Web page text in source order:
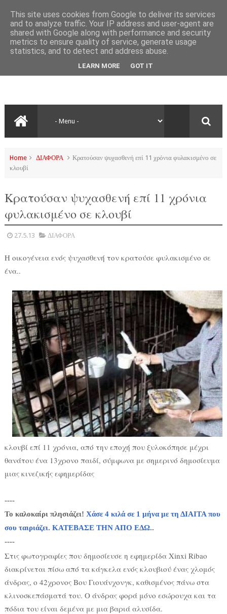
Home ΔΙΑΦΟΡΑ
Κρατούσαν ψυχασθενή επί 11 χρόνια φυλακισμένο σε
κλουβί
Κρατούσαν ψυχασθενή επί 11 χρόνια
φυλακισμένο σε κλουβί
27.5.13 ΔΙΑΦΟΡΑ
Η οικογένεια ενός ψυχασθενή τον κρατούσε φυλακισμένο σε
ένα..
κλουβί επί 11 χρόνια, από την εποχή που ξυλοκόπησε μέχρι
θανάτου ένα 13χρονο παιδί, σύμφωνα με σημερινό δημοσίευμα
μιας κινεζικής εφημερίδας
----
Το καλοκαίρι πλησιάζει! Χάσε 4 κιλά σε 1 μήνα με τη ΔΙΑΙΤΑ που
σου ταιριάζει. ΚΑΤΕΒΑΣΕ ΤΗΝ ΑΠΟ ΕΔΩ..
----
Στις φωτογραφίες που δημοσίευσε η εφημερίδα Xinxi Ribao
διακρίνεται πίσω από τα κάγκελα ενός κλουβιού ένας χλομός
άνδρας, ο 42χρονος Βου Γιουάνχονγκ, καθισμένος πάνω στα
κλινοσκεπάσματά του. Ο άνδρας φορά μόνο εσώρουχα και τα
πόδια του είναι δεμένα με μια βαριά αλυσίδα.
This site uses cookies from Google to deliver its services
and to analyze traffic. Your IP address and user-agent are
shared with Google along with performance and security
metrics to ensure quality of service, generate usage
statistics, and to detect and address abuse.
LEARN MORE GOT IT